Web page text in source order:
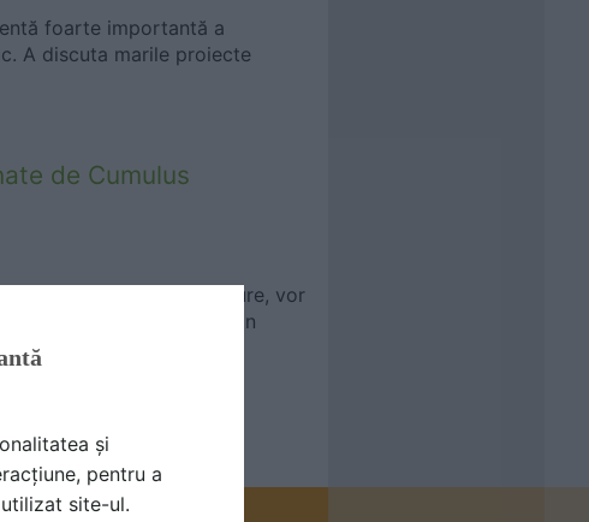
foarte importantă a
A discuta marile proiecte
de Cumulus
Cumulus Architecture, vor
FORO 2018 - Romanian
și
pentru a
site-ul.